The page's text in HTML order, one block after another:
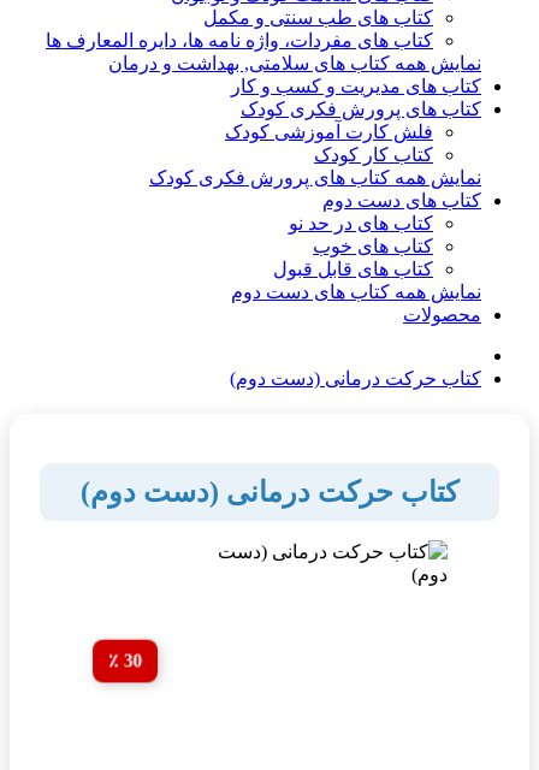
کتاب های طب سنتی و مکمل
کتاب های مفردات، واژه نامه ها، دایره المعارف ها
نمایش همه کتاب های سلامتی, بهداشت و درمان
کتاب های مدیریت و کسب و کار
کتاب های پرورش فکری کودک
فلش کارت آموزشی کودک
کتاب کار کودک
نمایش همه کتاب های پرورش فکری کودک
کتاب های دست دوم
کتاب های در حد نو
کتاب های خوب
کتاب های قابل قبول
نمایش همه کتاب های دست دوم
محصولات
کتاب حرکت درمانی (دست دوم)
کتاب حرکت درمانی (دست دوم)
30 ٪